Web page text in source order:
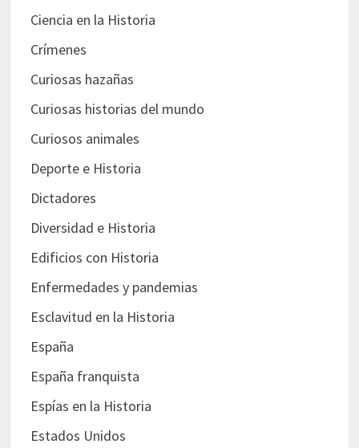
Ciencia en la Historia
Crímenes
Curiosas hazañas
Curiosas historias del mundo
Curiosos animales
Deporte e Historia
Dictadores
Diversidad e Historia
Edificios con Historia
Enfermedades y pandemias
Esclavitud en la Historia
España
España franquista
Espías en la Historia
Estados Unidos